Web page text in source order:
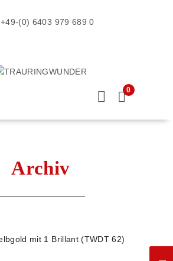
+49-(0) 6403 979 689 0
0
Archiv